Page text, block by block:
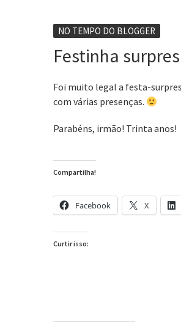
NO TEMPO DO BLOGGER
Festinha
Foi muito legal a festa-
com várias presenças.
Parabéns, irmão! Trinta anos!
Compartilha!
Facebook X
Curtir isso: